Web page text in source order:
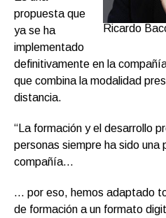
Ricardo
propuesta que
ya se ha
implementado
definitivamente en la
que combina la modalidad
distancia.
“La formación y el desarrollo
personas siempre ha sido una
compañía…
… por eso, hemos adaptado
de formación a un formato